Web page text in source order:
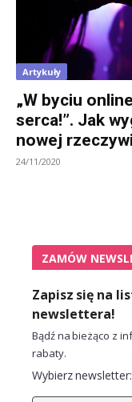
Artykuły
„W byciu
serca!”. Jak
nowej
24/11/2020
ZAMÓW
Zapisz się na
newslettera!
Bądź na bieżąco z
rabaty.
Wybierz newsletter: